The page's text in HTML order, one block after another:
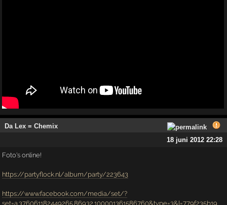
Da Lex = Chemix
18 juni 2012 22:28
Foto's online!
https://partyflock.nl/album/party/223643
https://www.facebook.com/media/set/?
set=a.376061182449265.86932.100001361586760&type=3&l=779f235b19